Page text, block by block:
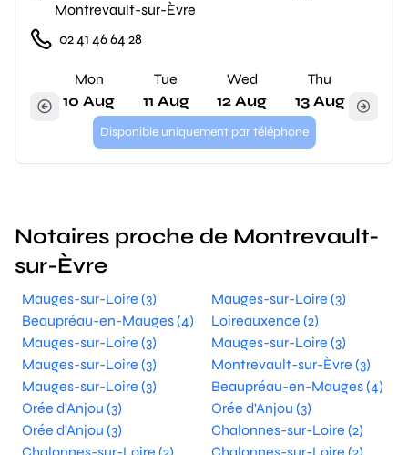
Montrevault-sur-Èvre
02 41 46 64 28
Mon
10 Aug
Tue
11 Aug
Wed
12 Aug
Thu
13 Aug
Disponible uniquement par téléphone
Notaires proche de Montrevault-
sur-Èvre
Mauges-sur-Loire (3)
Mauges-sur-Loire (3)
Beaupréau-en-Mauges (4)
Loireauxence (2)
Mauges-sur-Loire (3)
Mauges-sur-Loire (3)
Mauges-sur-Loire (3)
Montrevault-sur-Èvre (3)
Mauges-sur-Loire (3)
Beaupréau-en-Mauges (4)
Orée d'Anjou (3)
Orée d'Anjou (3)
Orée d'Anjou (3)
Chalonnes-sur-Loire (2)